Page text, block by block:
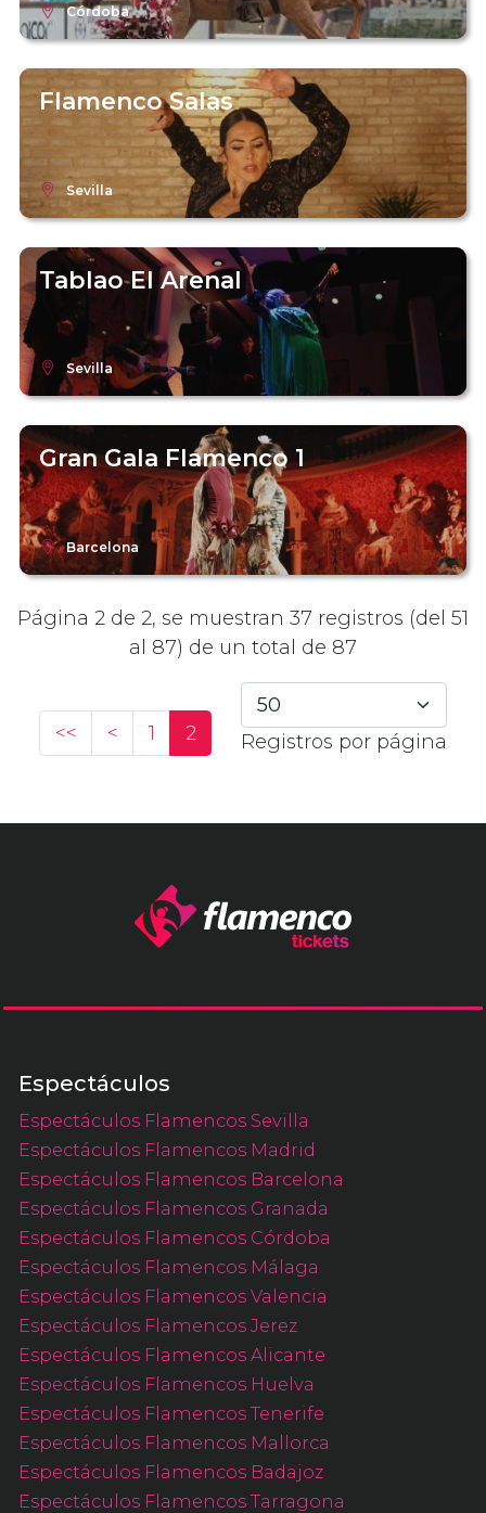
Córdoba
Flamenco Salas
Sevilla
Tablao El Arenal
Sevilla
Gran Gala Flamenco 1
Barcelona
Página 2 de 2, se muestran 37 registros (del 51
al 87) de un total de 87
<< < 1 2 Registros por página
Espectáculos
Espectáculos Flamencos Sevilla
Espectáculos Flamencos Madrid
Espectáculos Flamencos Barcelona
Espectáculos Flamencos Granada
Espectáculos Flamencos Córdoba
Espectáculos Flamencos Málaga
Espectáculos Flamencos Valencia
Espectáculos Flamencos Jerez
Espectáculos Flamencos Alicante
Espectáculos Flamencos Huelva
Espectáculos Flamencos Tenerife
Espectáculos Flamencos Mallorca
Espectáculos Flamencos Badajoz
Espectáculos Flamencos Tarragona